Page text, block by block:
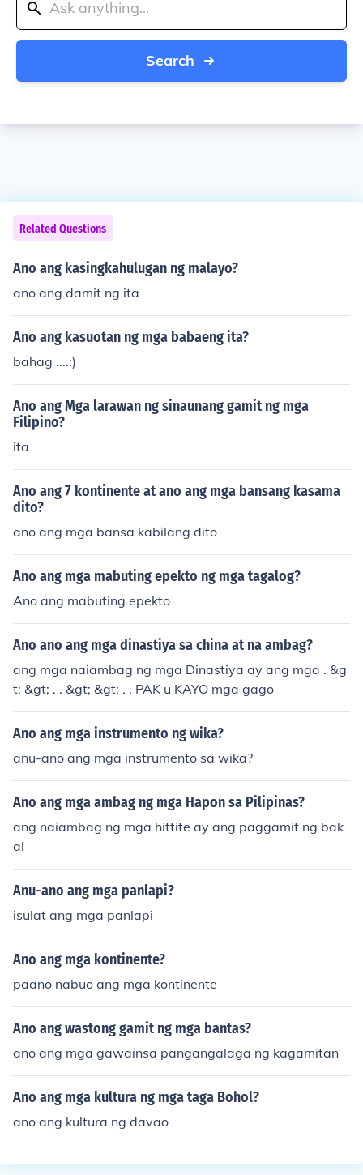
Search
Related Questions
Ano ang kasingkahulugan ng malayo?
ano ang damit ng ita
Ano ang kasuotan ng mga babaeng ita?
bahag ....:)
Ano ang Mga larawan ng sinaunang gamit ng mga
Filipino?
ita
Ano ang 7 kontinente at ano ang mga bansang kasama
dito?
ano ang mga bansa kabilang dito
Ano ang mga mabuting epekto ng mga tagalog?
Ano ang mabuting epekto
Ano ano ang mga dinastiya sa china at na ambag?
ang mga naiambag ng mga Dinastiya ay ang mga . &g
t; &gt; . . &gt; &gt; . . PAK u KAYO mga gago
Ano ang mga instrumento ng wika?
anu-ano ang mga instrumento sa wika?
Ano ang mga ambag ng mga Hapon sa Pilipinas?
ang naiambag ng mga hittite ay ang paggamit ng bak
al
Anu-ano ang mga panlapi?
isulat ang mga panlapi
Ano ang mga kontinente?
paano nabuo ang mga kontinente
Ano ang wastong gamit ng mga bantas?
ano ang mga gawainsa pangangalaga ng kagamitan
Ano ang mga kultura ng mga taga Bohol?
ano ang kultura ng davao